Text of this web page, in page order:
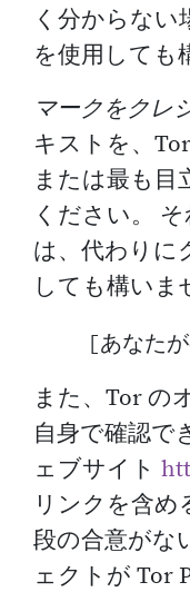
く分からない
を使用しても
マークをクレ
キストを、
または最も目
ください。
は、代わりに
しても構いま
また、Tor の
自身で確認で
ェブサイト
リンクを含め
段の合意がな
ェクトが Tor